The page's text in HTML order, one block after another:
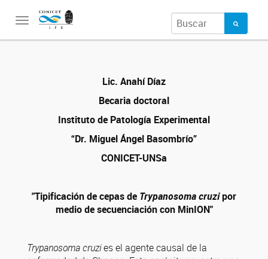
Toggle
Lic. Anahí Díaz
Becaria doctoral
Instituto de Patología Experimental
“Dr. Miguel Ángel Basombrío”
CONICET-UNSa
"Tipificación de cepas de Trypanosoma cruzipor
medio de secuenciación con MinION"
Trypanosoma cruzies el agente causal de la